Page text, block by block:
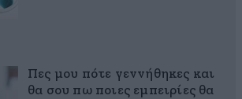
Πες μου πότε γεννήθηκες και
θα σου πω ποιες εμπειρίες θα